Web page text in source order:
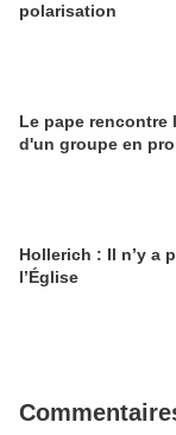
polarisation
Le pape rencontre
d'un groupe en
Hollerich : Il n’y a
l’Église